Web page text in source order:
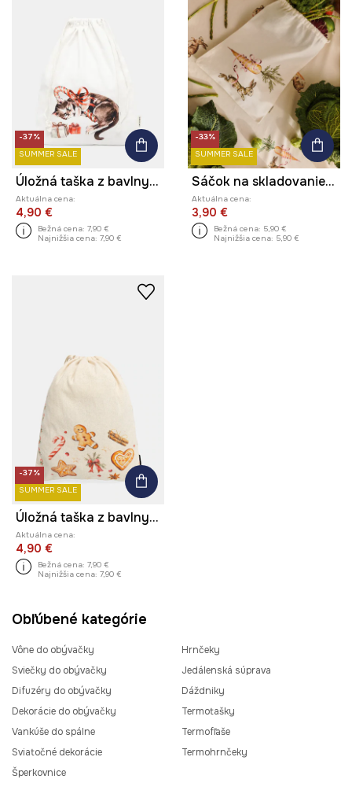
-37%
SUMMER SALE
Úložná taška z bavlny s potlačou 30 x 40 cm
Aktuálna cena:
4,90 €
Bežná cena: 7,90 €
Najnižšia cena: 7,90 €
-33%
SUMMER SALE
Sáčok na skladovanie s ľanom
Aktuálna cena:
3,90 €
Bežná cena: 5,90 €
Najnižšia cena: 5,90 €
-37%
SUMMER SALE
Úložná taška z bavlny s potlačou 30 x 40 cm
Aktuálna cena:
4,90 €
Bežná cena: 7,90 €
Najnižšia cena: 7,90 €
Obľúbené kategórie
Vône do obývačky
Sviečky do obývačky
Difuzéry do obývačky
Dekorácie do obývačky
Vankúše do spálne
Sviatočné dekorácie
Šperkovnice
Hrnčeky
Jedálenská súprava
Dáždniky
Termotašky
Termofľaše
Termohrnčeky